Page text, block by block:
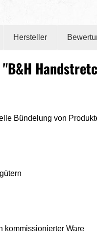
Hersteller
Bündelung von
kommissionierter Ware